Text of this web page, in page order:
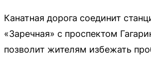
Канатная дорога соединит
«Заречная» с проспектом
позволит жителям избежать